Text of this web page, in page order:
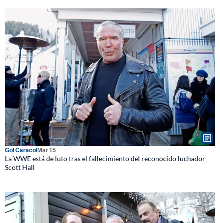
Gol CaracolMar 15
La WWE está de luto tras el fallecimiento del reconocido luchador
Scott Hall